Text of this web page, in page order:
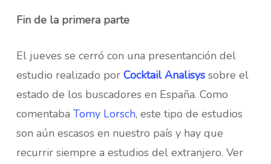
Fin de la primera parte
El jueves se cerró con una presentanción del
estudio realizado por Cocktail Analisyssobre el
estado de los buscadores en España. Como
comentaba Tomy Lorsch, este tipo de estudios
son aún escasos en nuestro país y hay que
recurrir siempre a estudios del extranjero. Ver